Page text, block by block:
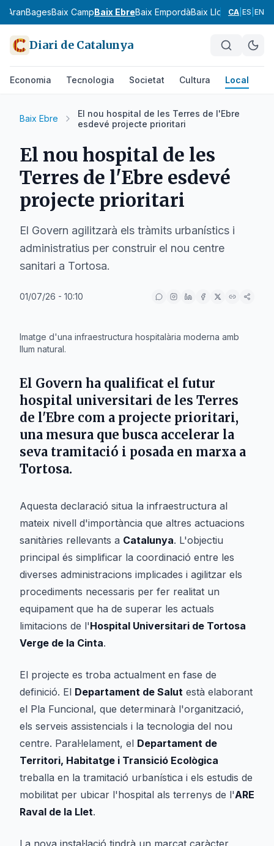
AranBagesBaix CampBaix EbreBaix EmpordàBaix LlobregatBaix
CA ES EN
Diari de Catalunya
Economia Tecnologia Societat Cultura Local
Baix Ebre
El nou hospital de les Terres de l'Ebre
esdevé projecte prioritari
El nou hospital de les
Terres de l'Ebre esdevé
projecte prioritari
El Govern agilitzarà els tràmits urbanístics i
administratius per construir el nou centre
sanitari a Tortosa.
01/07/26 - 10:10
Imatge d'una infraestructura hospitalària moderna amb
llum natural.
El Govern ha qualificat el futur
hospital universitari de les Terres
de l'Ebre com a projecte prioritari,
una mesura que busca accelerar la
seva tramitació i posada en marxa a
Tortosa.
Aquesta declaració situa la infraestructura al
mateix nivell d'importància que altres actuacions
sanitàries rellevants a Catalunya. L'objectiu
principal és simplificar la coordinació entre les
diverses administracions implicades i agilitzar els
procediments necessaris per fer realitat un
equipament que ha de superar les actuals
limitacions de l'Hospital Universitari de Tortosa
Verge de la Cinta.
El projecte es troba actualment en fase de
definició. El Departament de Salut està elaborant
el Pla Funcional, que determinarà l'organització,
els serveis assistencials i la tecnologia del nou
centre. Paral·lelament, el Departament de
Territori, Habitatge i Transició Ecològica
treballa en la tramitació urbanística i els estudis de
mobilitat per ubicar l'hospital als terrenys de l'ARE
Raval de la Llet.
La nova instal·lació tindrà un marcat caràcter